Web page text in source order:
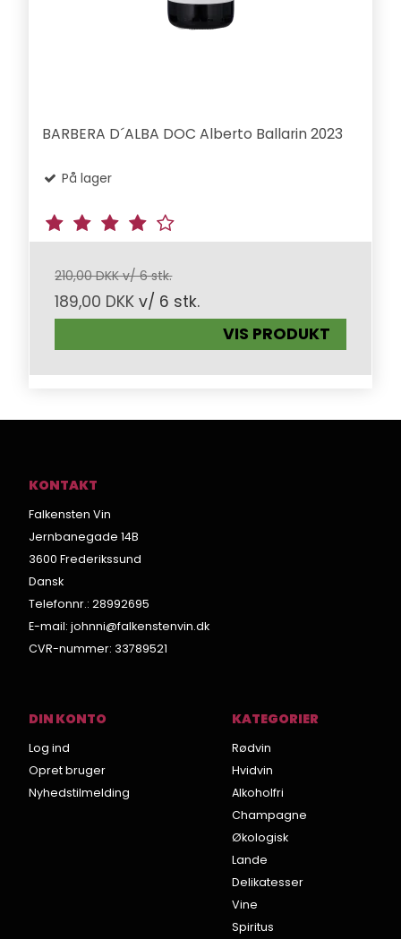
BARBERA D´ALBA DOC Alberto Ballarin 2023
På lager
210,00 DKK v/ 6 stk.
189,00 DKK v/ 6 stk.
VIS PRODUKT
KONTAKT
Falkensten Vin
Jernbanegade 14B
3600 Frederikssund
Dansk
Telefonnr.: 28992695
E-mail: johnni@falkenstenvin.dk
CVR-nummer: 33789521
DIN KONTO
Log ind
Opret bruger
Nyhedstilmelding
KATEGORIER
Rødvin
Hvidvin
Alkoholfri
Champagne
Økologisk
Lande
Delikatesser
Vine
Spiritus